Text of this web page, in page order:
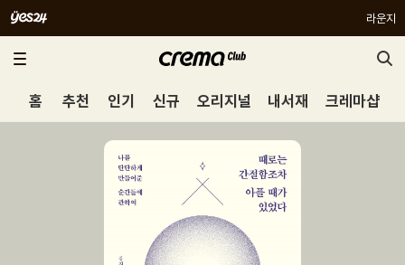
라운지
홈 추천 인기 신규 오리지널 내서재 크레마샵